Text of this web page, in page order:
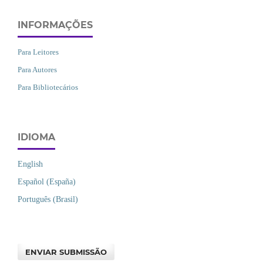
INFORMAÇÕES
Para Leitores
Para Autores
Para Bibliotecários
IDIOMA
English
Español (España)
Português (Brasil)
ENVIAR SUBMISSÃO